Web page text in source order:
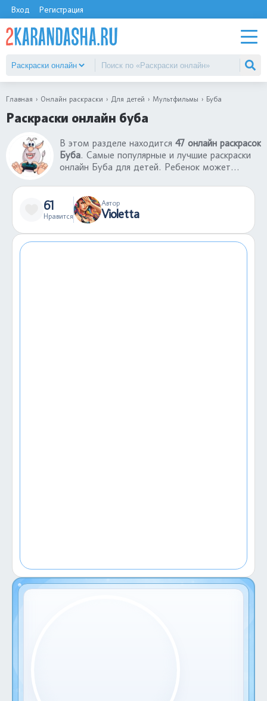
Вход Регистрация
Главная Онлайн раскраски Для детей Мультфильмы Буба
Раскраски онлайн буба
В этом разделе находится 47 онлайн раскрасок
Буба. Самые популярные и лучшие раскраски
онлайн Буба для детей. Ребенок может
требуется только фантазия и время. В
раскраски онлайн Буба можно играть на
телефон или компьютере. Если случайно
залили не тем цветом кусочек картинки, всегда
61
Нравится
Автор
Violetta